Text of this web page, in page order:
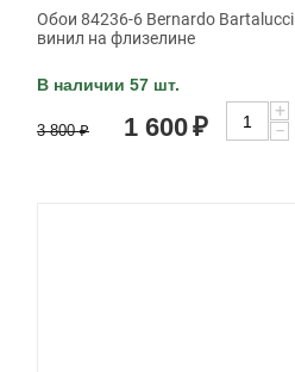
Обои 84236-6 Bernardo
винил на флизелине
В наличии 57 шт.
3 800 ₽ 1 600₽
+
−